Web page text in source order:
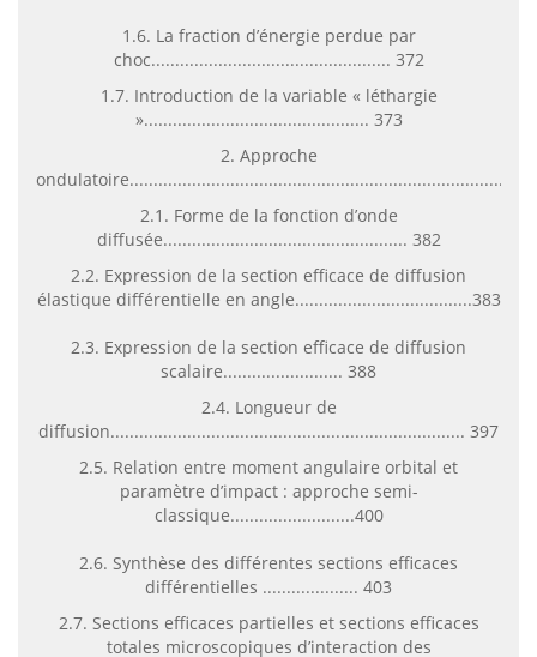
1.6. La fraction d’énergie perdue par
choc.................................................. 372
1.7. Introduction de la variable « léthargie
»............................................... 373
2. Approche
2.1. Forme de la fonction d’onde
diffusée................................................... 382
2.2. Expression de la section efficace de diffusion
élastique différentielle en angle.....................................383
2.3. Expression de la section efficace de diffusion
scalaire......................... 388
2.4. Longueur de
diffusion.......................................................................... 397
2.5. Relation entre moment angulaire orbital et
paramètre d’impact : approche semi-
classique..........................400
2.6. Synthèse des différentes sections efficaces
différentielles .................... 403
2.7. Sections efficaces partielles et sections efficaces
totales microscopiques d’interaction des